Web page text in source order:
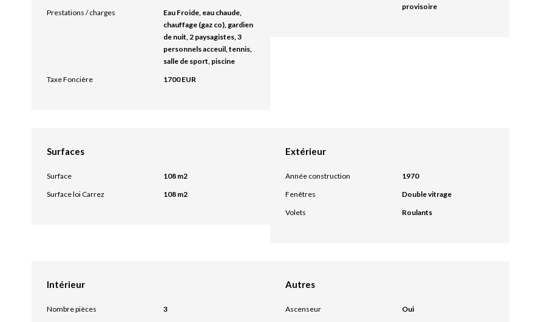
Prestations / charges
Eau Froide, eau chaude,
chauffage (gaz co), gardien
de nuit, 2 paysagistes, 3
personnels acceuil, tennis,
salle de sport, piscine
Taxe Foncière
1700 EUR
provisoire
Surfaces
Surface
108 m2
Surface loi Carrez
108 m2
Extérieur
Année construction
1970
Fenêtres
Double vitrage
Volets
Roulants
Intérieur
Nombre pièces
3
Autres
Ascenseur
Oui